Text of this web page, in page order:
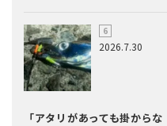
2026.7.30
「アタリがあっても掛からな